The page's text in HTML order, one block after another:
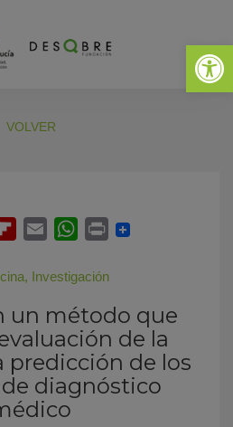
Abrir
VOLVER
, Investigación
un método que
de la
predicción de los
diagnóstico